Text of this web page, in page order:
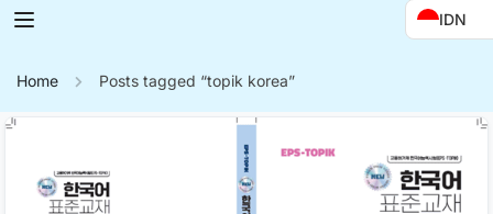
IDN
Home Posts tagged “topik korea”